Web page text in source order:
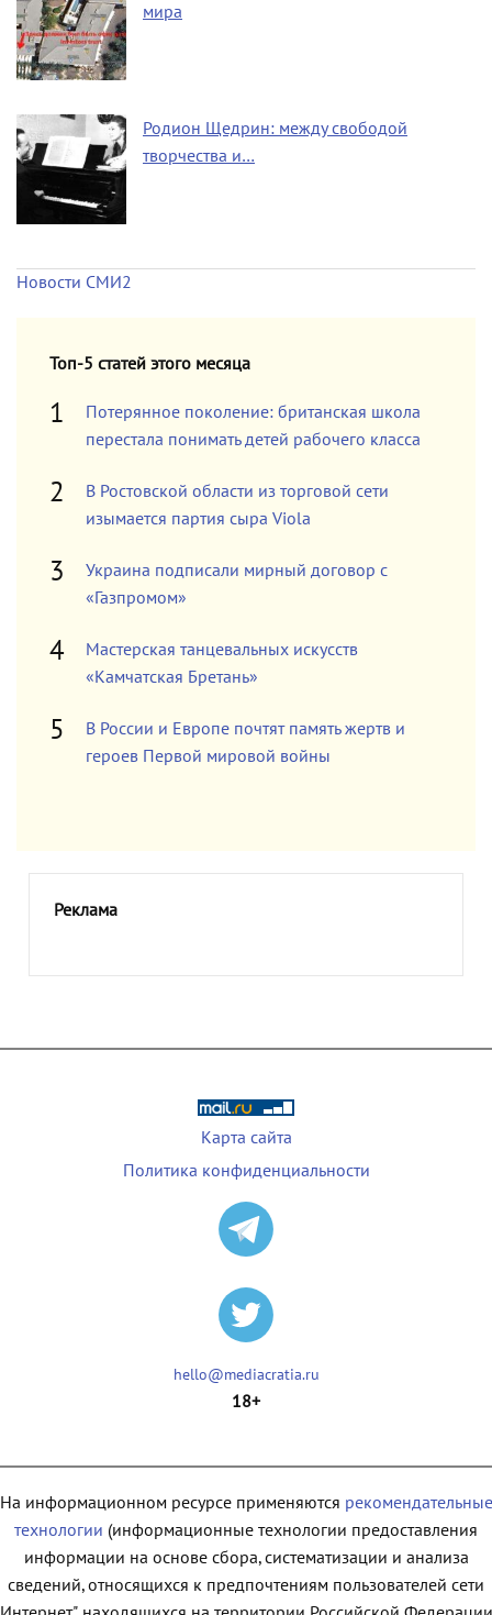
мира
Родион Щедрин: между свободой
творчества и…
Новости СМИ2
Топ-5 статей этого месяца
Потерянное поколение: британская школа
перестала понимать детей рабочего класса
В Ростовской области из торговой сети
изымается партия сыра Viola
Украина подписали мирный договор с
«Газпромом»
Мастерская танцевальных искусств
«Камчатская Бретань»
В России и Европе почтят память жертв и
героев Первой мировой войны
Реклама
Карта сайта
Политика конфиденциальности
hello@mediacratia.ru
18+
На информационном ресурсе применяются рекомендательные
технологии (информационные технологии предоставления
информации на основе сбора, систематизации и анализа
сведений, относящихся к предпочтениям пользователей сети